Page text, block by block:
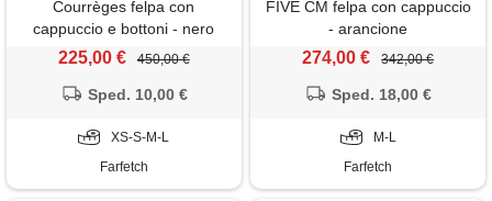
Courrèges felpa con
cappuccio e bottoni - nero
225,00 € 450,00 €
Sped. 10,00 €
XS-S-M-L
Farfetch
FIVE CM felpa con cappuccio
- arancione
274,00 € 342,00 €
Sped. 18,00 €
M-L
Farfetch